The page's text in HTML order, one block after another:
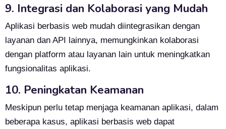
9. Integrasi dan Kolaborasi yang Mudah
Aplikasi berbasis web mudah diintegrasikan dengan
layanan dan API lainnya, memungkinkan kolaborasi
dengan platform atau layanan lain untuk meningkatkan
fungsionalitas aplikasi.
10. Peningkatan Keamanan
Meskipun perlu tetap menjaga keamanan aplikasi, dalam
beberapa kasus, aplikasi berbasis web dapat